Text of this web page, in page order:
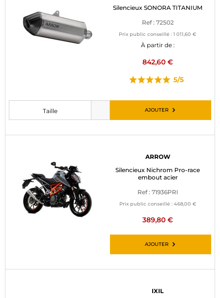
Silencieux SONORA TITANIUM
Ref : 72502
Prix public conseillé : 1 011,60 €
À partir de :
842,60 €
5/5
Veuillez choisir une taille avant d’ajouter au panier
Taille AJOUTER
ARROW
Silencieux Nichrom Pro-race
embout acier
Ref : 71936PRI
Prix public conseillé : 468,00 €
389,80 €
AJOUTER
IXIL